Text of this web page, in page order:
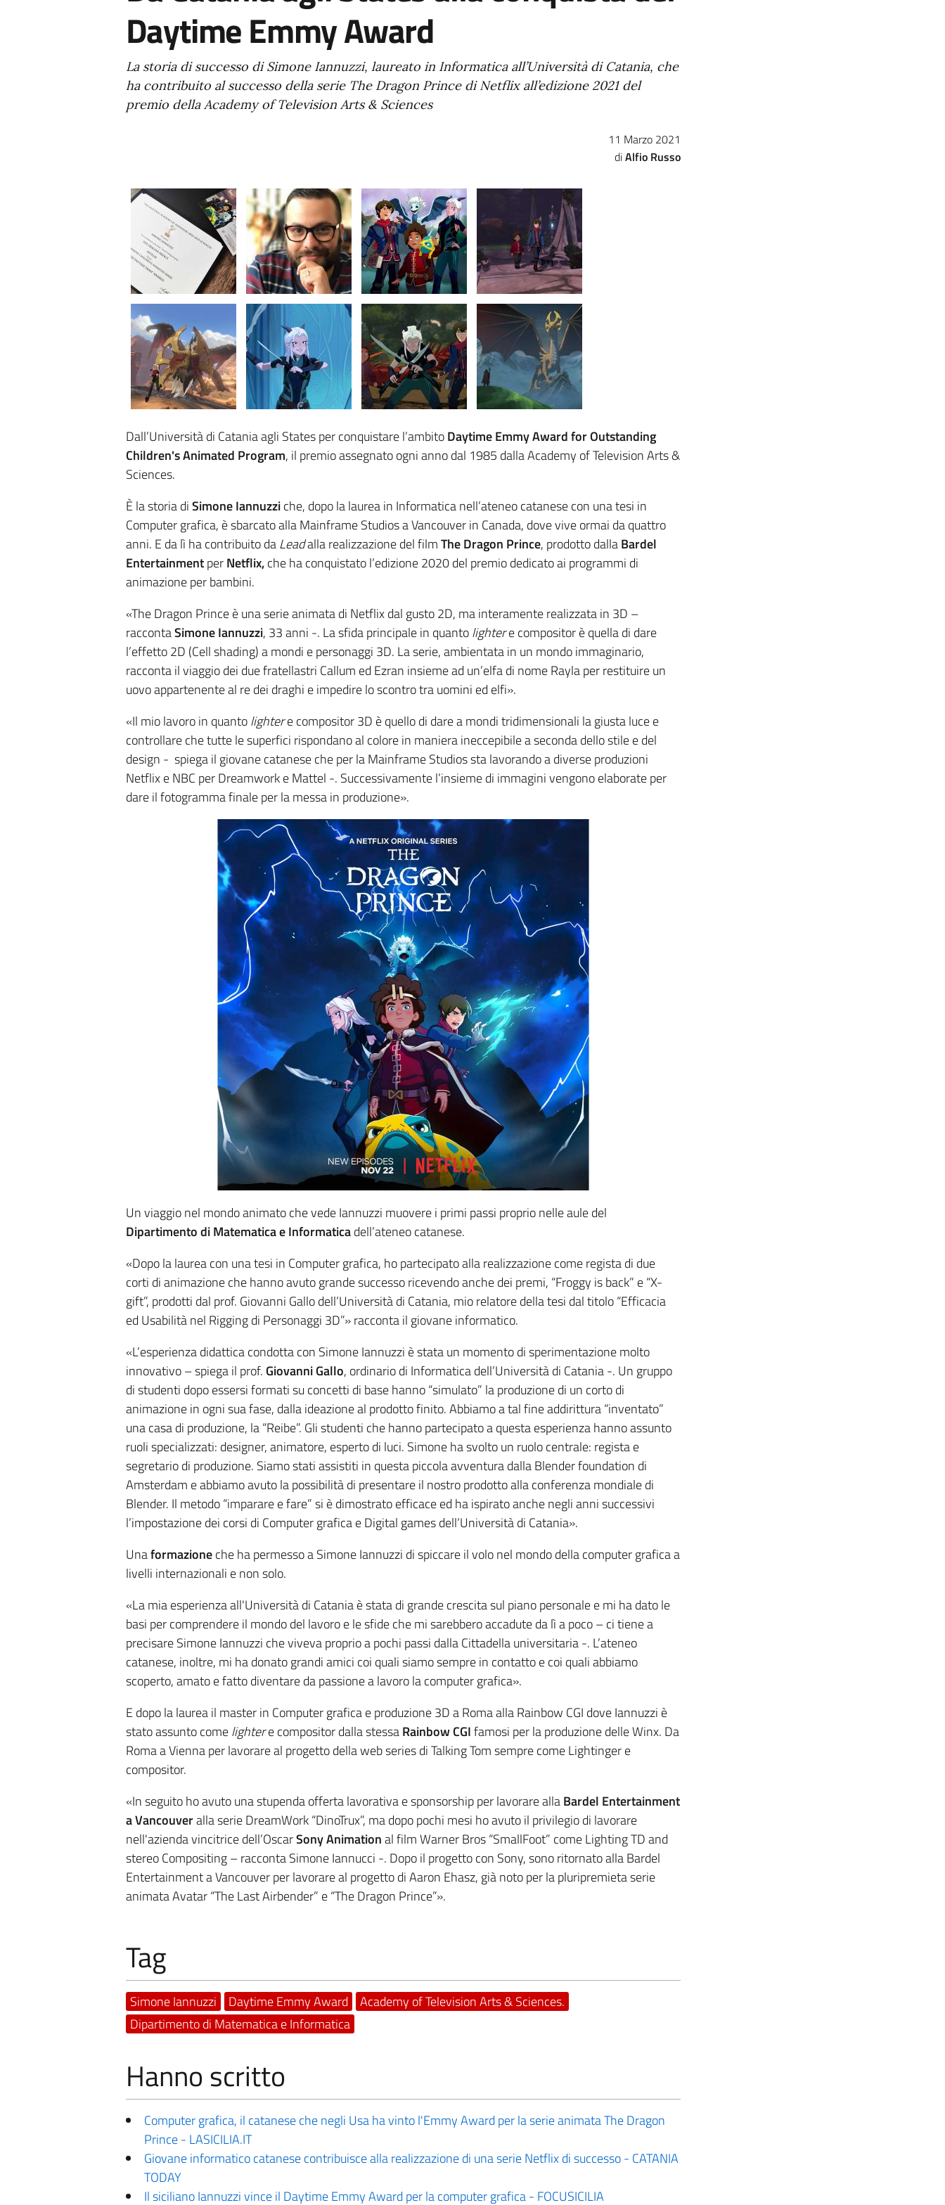
Daytime Emmy Award
La storia di successo di Simone Iannuzzi, laureato in Informatica all’Università di Catania, che
ha contribuito al successo della serie The Dragon Prince di Netflix all’edizione 2021 del
premio della Academy of Television Arts & Sciences
11 Marzo 2021
Alfio Russo
Dall’Università di Catania agli States per conquistare l’ambitoDaytime Emmy Award for Outstanding
Children's Animated Program, il premio assegnato ogni anno dal 1985 dalla Academy of Television Arts &
Sciences.
È la storia diSimone Iannuzziche, dopo la laurea in Informatica nell’ateneo catanese con una tesi in
Computer grafica, è sbarcato alla Mainframe Studios a Vancouver in Canada, dove vive ormai da quattro
anni. E da lì ha contribuito daLeadalla realizzazione del filmThe Dragon Prince, prodotto dallaBardel
EntertainmentperNetflix,che ha conquistato l’edizione 2020 del premio dedicato ai programmi di
animazione per bambini.
«The Dragon Prince è una serie animata di Netflix dal gusto 2D, ma interamente realizzata in 3D –
raccontaSimone Iannuzzi, 33 anni -. La sfida principale in quantolightere compositor è quella di dare
l’effetto 2D (Cell shading) a mondi e personaggi 3D. La serie, ambientata in un mondo immaginario,
racconta il viaggio dei due fratellastri Callum ed Ezran insieme ad un’elfa di nome Rayla per restituire un
uovo appartenente al re dei draghi e impedire lo scontro tra uomini ed elfi».
«Il mio lavoro in quantolightere compositor 3D è quello di dare a mondi tridimensionali la giusta luce e
controllare che tutte le superfici rispondano al colore in maniera ineccepibile a seconda dello stile e del
design - spiega il giovane catanese che per la Mainframe Studios sta lavorando a diverse produzioni
Netflix e NBC per Dreamwork e Mattel -. Successivamente l’insieme di immagini vengono elaborate per
dare il fotogramma finale per la messa in produzione».
Un viaggio nel mondo animato che vede Iannuzzi muovere i primi passi proprio nelle aule del
Dipartimento di Matematica e Informaticadell’ateneo catanese.
«Dopo la laurea con una tesi in Computer grafica, ho partecipato alla realizzazione come regista di due
corti di animazione che hanno avuto grande successo ricevendo anche dei premi, “Froggy is back” e “X-
gift”, prodotti dal prof. Giovanni Gallo dell’Università di Catania, mio relatore della tesi dal titolo “Efficacia
ed Usabilità nel Rigging di Personaggi 3D”» racconta il giovane informatico.
«L’esperienza didattica condotta con Simone Iannuzzi è stata un momento di sperimentazione molto
innovativo – spiega il prof. Giovanni Gallo, ordinario di Informatica dell’Università di Catania -. Un gruppo
di studenti dopo essersi formati su concetti di base hanno “simulato” la produzione di un corto di
animazione in ogni sua fase, dalla ideazione al prodotto finito. Abbiamo a tal fine addirittura “inventato”
una casa di produzione, la “Reibe”. Gli studenti che hanno partecipato a questa esperienza hanno assunto
ruoli specializzati: designer, animatore, esperto di luci. Simone ha svolto un ruolo centrale: regista e
segretario di produzione. Siamo stati assistiti in questa piccola avventura dalla Blender foundation di
Amsterdam e abbiamo avuto la possibilità di presentare il nostro prodotto alla conferenza mondiale di
Blender. Il metodo “imparare e fare” si è dimostrato efficace ed ha ispirato anche negli anni successivi
l’impostazione dei corsi di Computer grafica e Digital games dell’Università di Catania».
Unaformazioneche ha permesso a Simone Iannuzzi di spiccare il volo nel mondo della computer grafica a
livelli internazionali e non solo.
«La mia esperienza all'Università di Catania è stata di grande crescita sul piano personale e mi ha dato le
basi per comprendere il mondo del lavoro e le sfide che mi sarebbero accadute da lì a poco – ci tiene a
precisare Simone Iannuzzi che viveva proprio a pochi passi dalla Cittadella universitaria -. L’ateneo
catanese, inoltre, mi ha donato grandi amici coi quali siamo sempre in contatto e coi quali abbiamo
scoperto, amato e fatto diventare da passione a lavoro la computer grafica».
E dopo la laurea il master in Computer grafica e produzione 3D a Roma alla Rainbow CGI dove Iannuzzi è
stato assunto comelightere compositor dalla stessaRainbow CGIfamosi per la produzione delle Winx. Da
Roma a Vienna per lavorare al progetto della web series di Talking Tom sempre come Lightinger e
compositor.
«In seguito ho avuto una stupenda offerta lavorativa e sponsorship per lavorare allaBardel Entertainment
a Vancouveralla serie DreamWork “DinoTrux”, ma dopo pochi mesi ho avuto il privilegio di lavorare
nell'azienda vincitrice dell’OscarSony Animational film Warner Bros “SmallFoot” come Lighting TD and
stereo Compositing – racconta Simone Iannucci -. Dopo il progetto con Sony, sono ritornato alla Bardel
Entertainment a Vancouver per lavorare al progetto di Aaron Ehasz, già noto per la pluripremieta serie
animata Avatar “The Last Airbender” e “The Dragon Prince”».
Tag
Simone Iannuzzi Daytime Emmy Award
Academy of Television Arts & Sciences.
Dipartimento di Matematica e Informatica
Hanno scritto
Computer grafica, il catanese che negli Usa ha vinto l'Emmy Award per la serie animata The Dragon
Prince - LASICILIA.IT
Giovane informatico catanese contribuisce alla realizzazione di una serie Netflix di successo - CATANIA
TODAY
Il siciliano Iannuzzi vince il Daytime Emmy Award per la computer grafica - FOCUSICILIA